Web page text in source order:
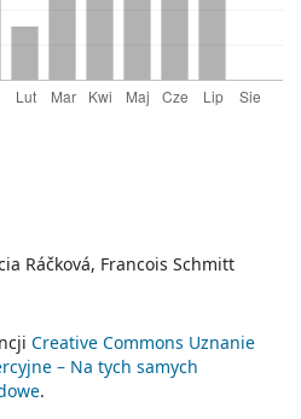
Ráčková, Francois Schmitt
Creative Commons Uznanie
– Na tych samych
.